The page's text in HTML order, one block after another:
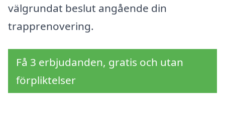
välgrundat beslut angående din
trapprenovering.
Få 3 erbjudanden, gratis och utan
förpliktelser